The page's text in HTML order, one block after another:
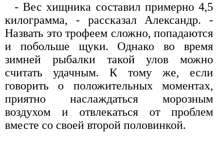
- Вес хищника составил примерно 4,5
килограмма, - рассказал Александр. -
Назвать это трофеем сложно, попадаются
и побольше щуки. Однако во время
зимней рыбалки такой улов можно
считать удачным. К тому же, если
говорить о положительных моментах,
приятно наслаждаться морозным
воздухом и отвлекаться от проблем
вместе со своей второй половинкой.